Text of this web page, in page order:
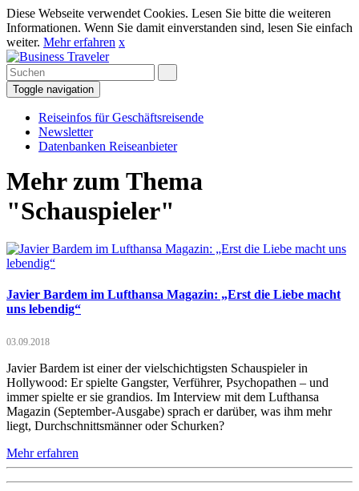
Diese Webseite verwendet Cookies. Lesen Sie bitte die weiteren
Informationen. Wenn Sie damit einverstanden sind, lesen Sie einfach
weiter. Mehr erfahren x
Toggle navigation
Reiseinfos für Geschäftsreisende
Newsletter
Datenbanken Reiseanbieter
Mehr zum Thema
"Schauspieler"
Javier Bardem im Lufthansa Magazin: „Erst die Liebe macht
uns lebendig“
03.09.2018
Javier Bardem ist einer der vielschichtigsten Schauspieler in
Hollywood: Er spielte Gangster, Verführer, Psychopathen – und
immer spielte er sie grandios. Im Interview mit dem Lufthansa
Magazin (September-Ausgabe) sprach er darüber, was ihm mehr
liegt, Durchschnittsmänner oder Schurken?
Mehr erfahren